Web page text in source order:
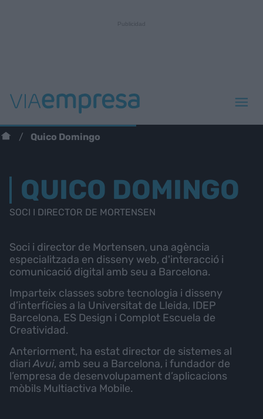
Quico Domingo
QUICO DOMINGO
SOCI I DIRECTOR DE MORTENSEN
Soci i director de Mortensen, una agència
especialitzada en disseny web, d'interacció i
comunicació digital amb seu a Barcelona.
Imparteix classes sobre tecnologia i disseny
d’interfícies a la Universitat de Lleida, IDEP
Barcelona, ES Design i Complot Escuela de
Creatividad.
Anteriorment, ha estat director de sistemes al
diariAvui, amb seu a Barcelona, i fundador de
l’empresa de desenvolupament d’aplicacions
mòbils Multiactiva Mobile.